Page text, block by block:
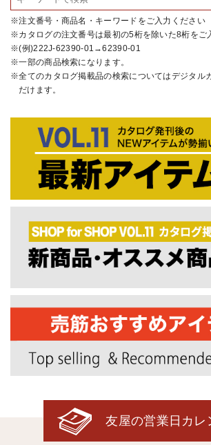
注文番号・商品名・キーワードをご入力ください
カタログの注文番号は最初の5桁を除いた8桁をご
(例)222J-62390-01→62390-01
一部の商品検索になります。
全てのカタログ掲載品の検索についてはデジタル
だけます。
友屋の営業日カレ